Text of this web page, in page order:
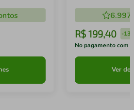
6.997
R$ 199,40 -
No pagamento com
Ver